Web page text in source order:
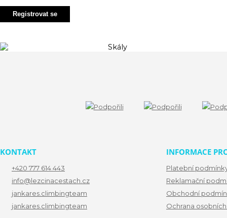
Registrovat se
KONTAKT
+420 777 614 443
info@lezcinacestach.cz
jankares.climbingteam
jankares.climbingteam
INFORMACE
Platební
Reklamační
Obchodní
Ochrana